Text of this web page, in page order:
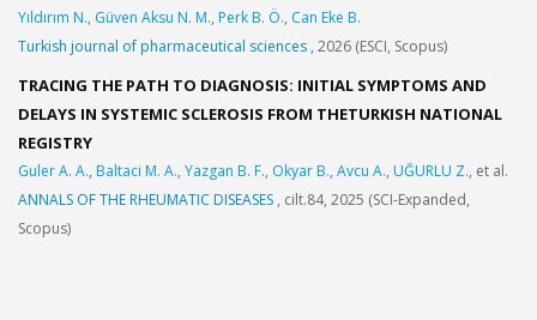
Yıldırım N., Güven Aksu N. M., Perk B. Ö., Can Eke B.
Turkish journal of pharmaceutical sciences , 2026 (ESCI, Scopus)
TRACING THE PATH TO DIAGNOSIS: INITIAL SYMPTOMS AND
DELAYS IN SYSTEMIC SCLEROSIS FROM THETURKISH NATIONAL
REGISTRY
Guler A. A., Baltaci M. A., Yazgan B. F., Okyar B., Avcu A., UĞURLU Z., et al.
ANNALS OF THE RHEUMATIC DISEASES , cilt.84, 2025 (SCI-Expanded,
Scopus)